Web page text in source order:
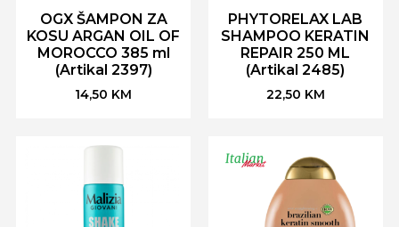
OGX ŠAMPON ZA
KOSU ARGAN OIL OF
MOROCCO 385 ml
(Artikal 2397)
14,50 KM
PHYTORELAX LAB
SHAMPOO KERATIN
REPAIR 250 ML
(Artikal 2485)
22,50 KM